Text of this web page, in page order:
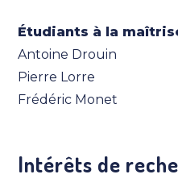
Étudiants à la
Antoine Drouin
Pierre Lorre
Frédéric Monet
Intérêts de